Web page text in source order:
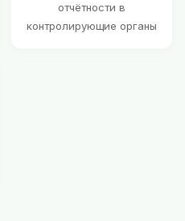
отчётности в
контролирующие органы